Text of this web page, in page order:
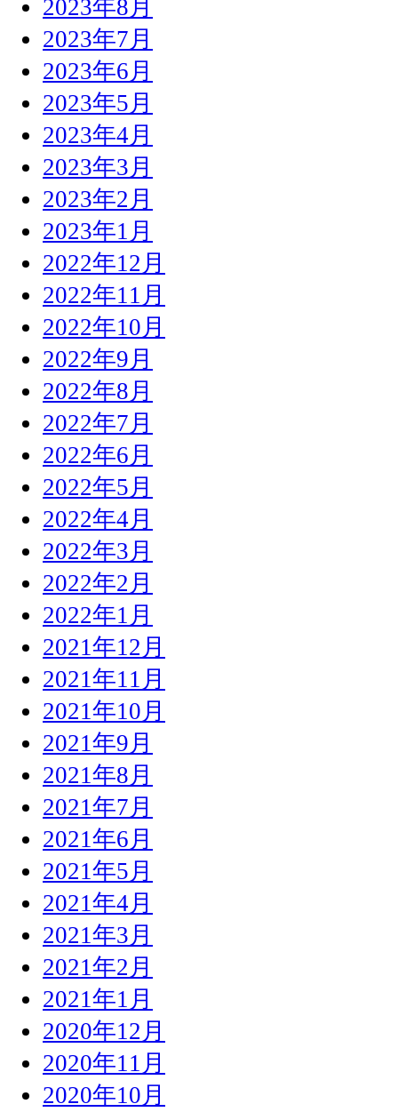
2023年8月
2023年7月
2023年6月
2023年5月
2023年4月
2023年3月
2023年2月
2023年1月
2022年12月
2022年11月
2022年10月
2022年9月
2022年8月
2022年7月
2022年6月
2022年5月
2022年4月
2022年3月
2022年2月
2022年1月
2021年12月
2021年11月
2021年10月
2021年9月
2021年8月
2021年7月
2021年6月
2021年5月
2021年4月
2021年3月
2021年2月
2021年1月
2020年12月
2020年11月
2020年10月